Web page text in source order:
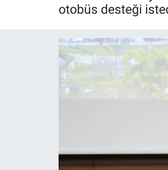
otobüs desteği
KULİS MEYDANI
FUTBOL
ALT LIGLER
SAĞLIK
Son Dakika Haberleri